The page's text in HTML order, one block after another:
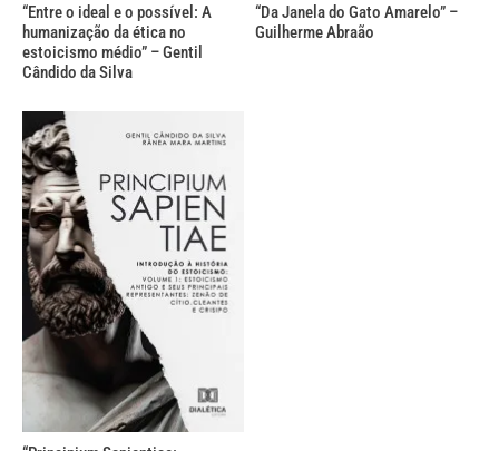
“Entre o ideal e o possível: A
humanização da ética no
estoicismo médio” – Gentil
Cândido da Silva
“Da Janela do Gato Amarelo” –
Guilherme Abraão